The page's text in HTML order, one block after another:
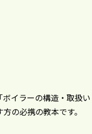
イラーの構造・取扱
の必携の教本です。